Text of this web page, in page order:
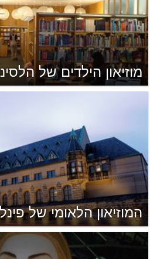
מוזיאון הילדים של
המוזיאון הלאומי של